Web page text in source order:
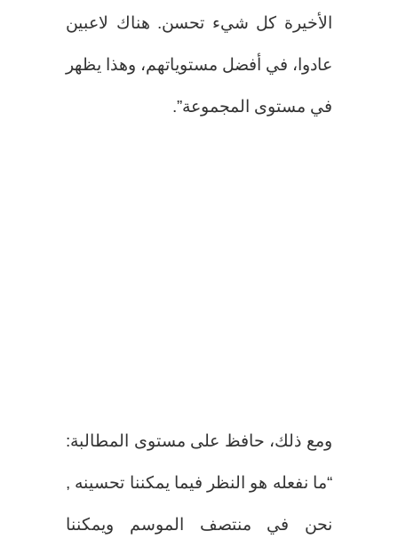
الأخيرة كل شيء تحسن. هناك لاعبين
عادوا، في أفضل مستوياتهم، وهذا يظهر
في مستوى المجموعة”.
ومع ذلك، حافظ على مستوى المطالبة:
“ما نفعله هو النظر فيما يمكننا تحسينه ,
نحن في منتصف الموسم ويمكننا